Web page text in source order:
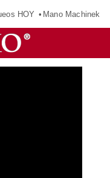
HOY Mano Machinek